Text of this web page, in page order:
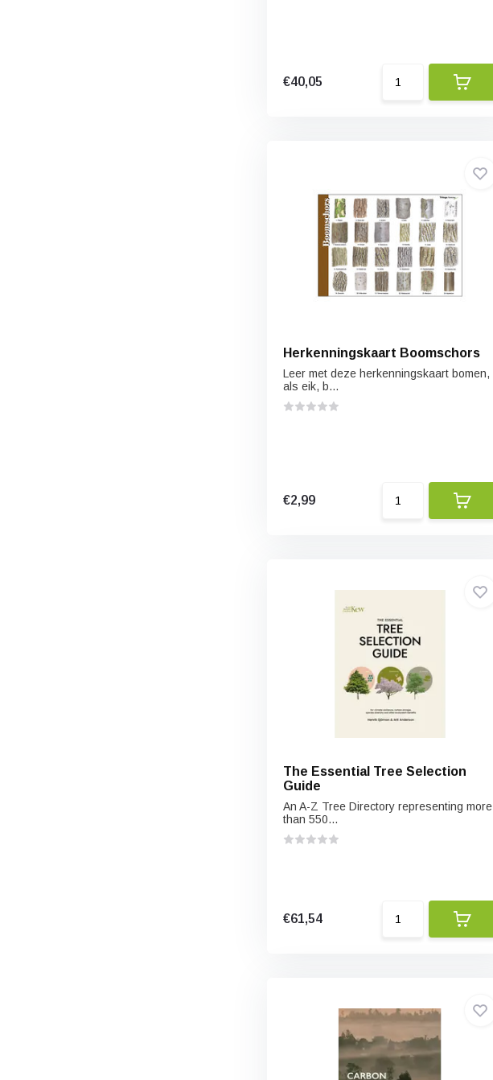
€40,05
Herkenningskaart Boomschors
Leer met deze herkenningskaart bomen,
als eik, b...
€2,99
The Essential Tree Selection
Guide
An A-Z Tree Directory representing more
than 550...
€61,54